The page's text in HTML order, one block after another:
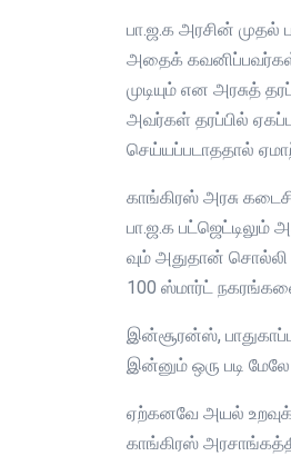
பா.ஜ.க அரசின்
அதைக் கவனிப்பவர்கள்
முடியும் என அரசுத்
அவர்கள் தரப்பில்
செய்யப்படாததால்
காங்கிரஸ் அரசு
பா.ஜ.க பட்ஜெட்டிலும்
வும் அதுதான் சொல்லி
100 ஸ்மார்ட்
இன்சூரன்ஸ்,
இன்னும் ஒரு படி
ஏற்கனவே அயல் உறவுக்
காங்கிரஸ்